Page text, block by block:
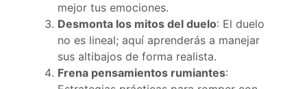
mejor tus emociones.
Desmonta los mitos del duelo: El duelo
no es lineal; aquí aprenderás a manejar
sus altibajos de forma realista.
Frena pensamientos rumiantes: